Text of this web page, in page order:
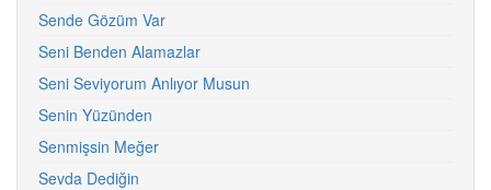
Sende Gözüm Var
Seni Benden Alamazlar
Seni Seviyorum Anlıyor Musun
Senin Yüzünden
Senmişsin Meğer
Sevda Dediğin